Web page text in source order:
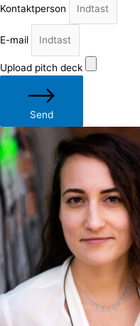
Kontaktperson
E-mail
Upload pitch deck
Send